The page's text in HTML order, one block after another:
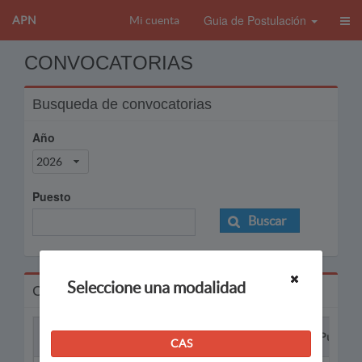
APN Mi cuenta Guia de Postulación
CONVOCATORIAS
Busqueda de convocatorias
Año
2026
Puesto
Buscar
Convocatorias
Puesto
Seleccione una modalidad
CAS